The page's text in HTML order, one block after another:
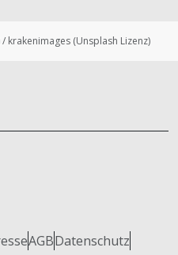
/ krakenimages (Unsplash Lizenz)
AGBDatenschutz